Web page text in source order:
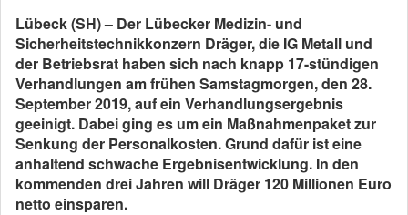
Lübeck (SH) – Der Lübecker Medizin- und
Sicherheitstechnikkonzern Dräger, die IG Metall und
der Betriebsrat haben sich nach knapp 17-stündigen
Verhandlungen am frühen Samstagmorgen, den 28.
September 2019, auf ein Verhandlungsergebnis
geeinigt. Dabei ging es um ein Maßnahmenpaket zur
Senkung der Personalkosten. Grund dafür ist eine
anhaltend schwache Ergebnisentwicklung. In den
kommenden drei Jahren will Dräger 120 Millionen Euro
netto einsparen.